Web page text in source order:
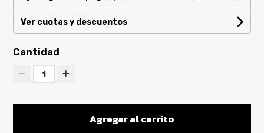
Ver cuotas y descuentos
Cantidad
1
Agregar al carrito